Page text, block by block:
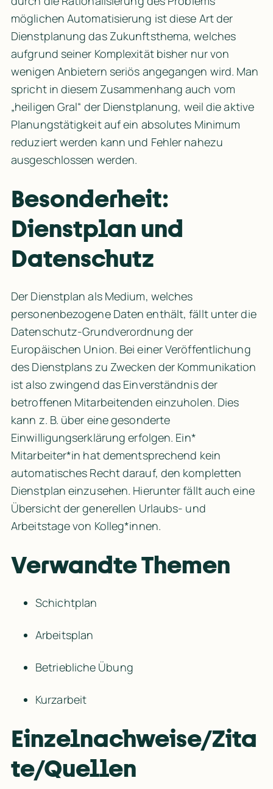
möglichen Automatisierung ist diese Art der
Dienstplanung das Zukunftsthema, welches
aufgrund seiner Komplexität bisher nur von
wenigen Anbietern seriös angegangen wird. Man
spricht in diesem Zusammenhang auch vom
„heiligen Gral“ der Dienstplanung, weil die aktive
Planungstätigkeit auf ein absolutes Minimum
reduziert werden kann und Fehler nahezu
ausgeschlossen werden.
Besonderheit:
Dienstplan und
Datenschutz
Der Dienstplan als Medium, welches
personenbezogene Daten enthält, fällt unter die
Datenschutz-Grundverordnung der
Europäischen Union. Bei einer Veröffentlichung
des Dienstplans zu Zwecken der Kommunikation
ist also zwingend das Einverständnis der
betroffenen Mitarbeitenden einzuholen. Dies
kann z. B. über eine gesonderte
Einwilligungserklärung erfolgen. Ein*
Mitarbeiter*in hat dementsprechend kein
automatisches Recht darauf, den kompletten
Dienstplan einzusehen. Hierunter fällt auch eine
Übersicht der generellen Urlaubs- und
Arbeitstage von Kolleg*innen.
Verwandte Themen
Schichtplan
Arbeitsplan
Betriebliche Übung
Kurzarbeit
Einzelnachweise/Zita
te/Quellen